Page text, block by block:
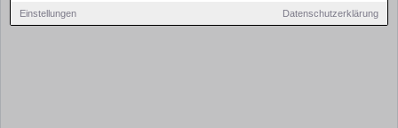
Einstellungen Datenschutzerklärung